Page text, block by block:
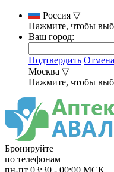
Россия ▽
Нажмите, чтобы
Ваш город:
Подтвердить Отмена
Москва ▽
Нажмите, чтобы
Бронируйте
по телефонам
пн-пт 03:30 - 00:00 МСК